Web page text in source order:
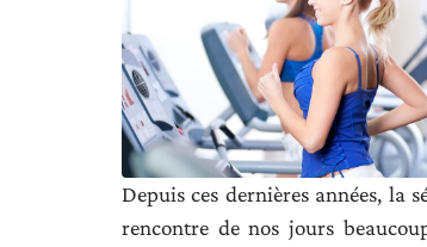
Depuis ces dernières années, la
rencontre de nos jours